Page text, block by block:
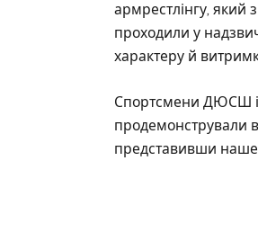
армрестлінгу, який
проходили у
характеру й
Спортсмени ДЮСШ
продемонстрували
представивши наше